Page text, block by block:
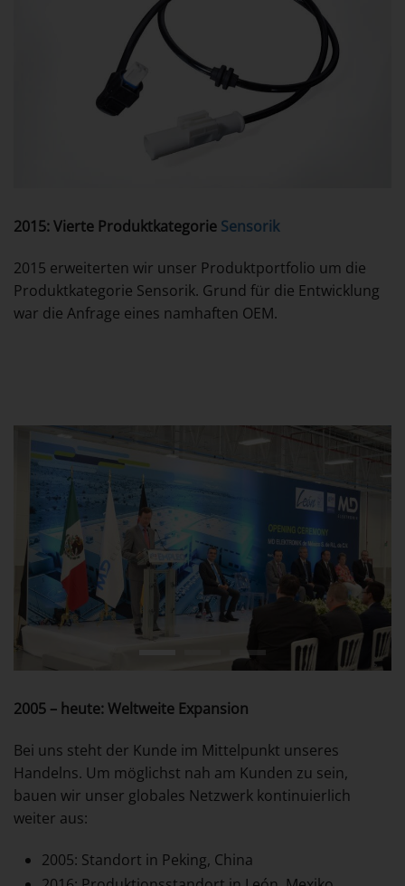
2015: Vierte Produktkategorie Sensorik
2015 erweiterten wir unser Produktportfolio um die
Produktkategorie Sensorik. Grund für die Entwicklung
war die Anfrage eines namhaften OEM.
2005 – heute: Weltweite Expansion
Bei uns steht der Kunde im Mittelpunkt unseres
Handelns. Um möglichst nah am Kunden zu sein,
bauen wir unser globales Netzwerk kontinuierlich
weiter aus:
2005: Standort in Peking, China